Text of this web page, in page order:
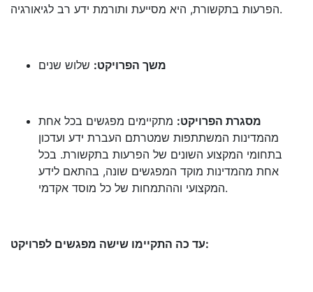
הפרעות בתקשורת, היא מסייעת ותורמת ידע רב לגיאורגיה.
משך הפרויקט: שלוש שנים
מסגרת הפרויקט: מתקיימים מפגשים בכל אחת
מהמדינות המשתתפות שמטרתם העברת ידע ועדכון
בתחומי המקצוע השונים של הפרעות בתקשורת. בכל
אחת מהמדינות מוקד המפגשים שונה, בהתאם לידע
המקצועי וההתמחות של כל מוסד אקדמי.
עד כה התקיימו שישה מפגשים לפרויקט: